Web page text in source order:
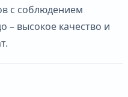
с соблюдением
– высокое качество и